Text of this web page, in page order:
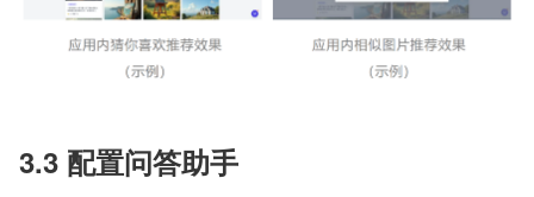
3.3 配置问答助手